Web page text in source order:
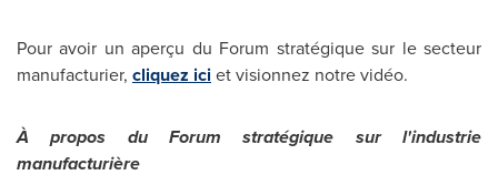
Pour avoir un aperçu du Forum stratégique sur le secteur
manufacturier, cliquez iciet visionnez notre vidéo.
À propos du Forum stratégique sur l'industrie
manufacturière